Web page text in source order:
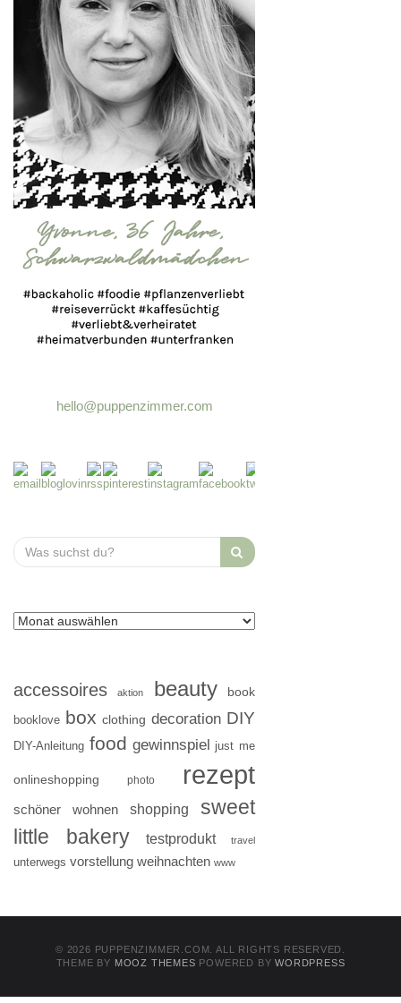
hello@puppenzimmer.com
Search
for:
accessoires aktion beauty book
booklove box clothing decoration DIY
DIY-Anleitung food gewinnspiel just me
onlineshopping photo rezept
schöner wohnen shopping
sweet
little bakery
testprodukt travel
unterwegs vorstellung weihnachten www
© 2026 PUPPENZIMMER.COM. ALL RIGHTS RESERVED.
THEME BY MOOZ THEMES POWERED BYWORDPRESS